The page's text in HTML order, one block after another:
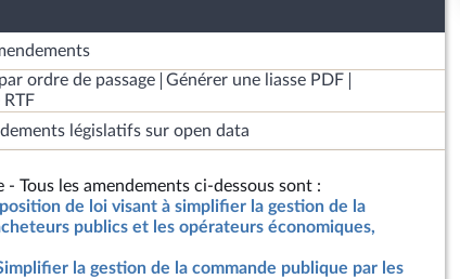
ordre de passage
Générer une liasse PDF
législatifs sur open data
- Tous les amendements ci-dessous sont :
de loi visant à simplifier la gestion de la
publics et les opérateurs économiques,
la gestion de la commande publique par les